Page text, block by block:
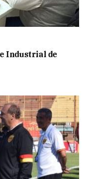
Industrial de